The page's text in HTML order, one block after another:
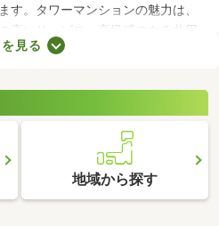
す。タワーマンションの魅力は、
高いサービス。高級感のある共用
ビスが付属しているので、豊かな
けてくださいね。
見る
地域から探す